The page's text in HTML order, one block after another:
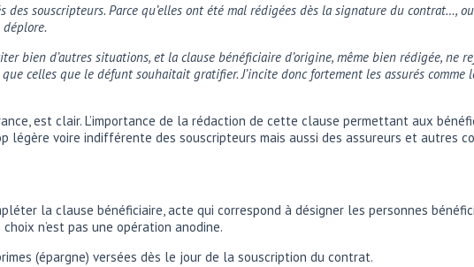
souscripteurs. Parce qu’elles ont été mal rédigées dès la signature du contrat…,
bien d’autres situations, et la clause bénéficiaire d’origine, même bien rédigée, ne
celles que le défunt souhaitait gratifier. J’incite donc fortement les assurés
est clair. L’importance de la rédaction de cette clause permettant aux
légère voire indifférente des souscripteurs mais aussi des assureurs et autres
la clause bénéficiaire, acte qui correspond à désigner les personnes
n’est pas une opération anodine.
(épargne) versées dès le jour de la souscription du contrat.